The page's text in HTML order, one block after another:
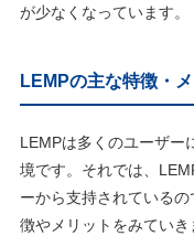
が少なくなっています。
LEMPの主な特徴・
LEMPは多くのユーザー
境です。それでは、
ーから支持されている
徴やメリットをみていき